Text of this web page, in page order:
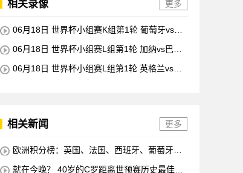
相关录像 更多
06月18日 世界杯小组赛K组第1轮 葡萄牙vs民
06月18日 世界杯小组赛L组第1轮 加纳vs巴拿
06月18日 世界杯小组赛L组第1轮 英格兰vs克
相关新闻 更多
欧洲积分榜：英国、法国、西班牙、葡萄牙状
就在今晚？ 40岁的C罗距离世预赛历史最佳射